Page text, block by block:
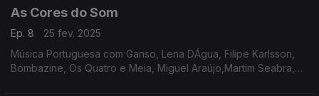
As Cores do Som
Ep. 8
25 fev. 2025
Música Portuguesa com Ganso, Lena DÁgua, Filipe Karlsson,
Bombazine, Os Quatro e Meia, Miguel Araújo,Martim Seabra,